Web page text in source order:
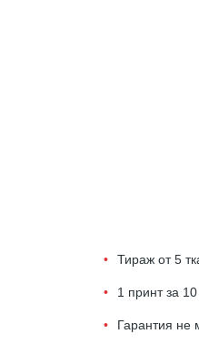
Тираж от 5
1 принт за
Гарантия не